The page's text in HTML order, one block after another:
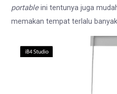
portableini tentunya juga
memakan tempat terlalu